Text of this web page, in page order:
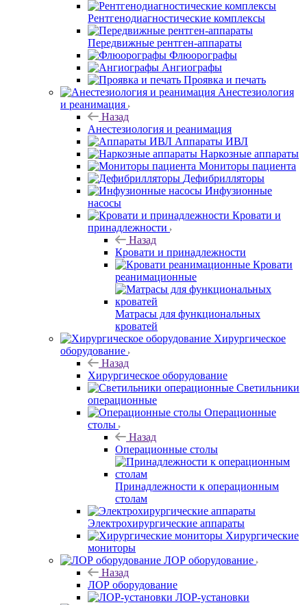
Рентгенодиагностические комплексы
Передвижные рентген-аппараты
Флюорографы
Ангиографы
Проявка и печать
Анестезиология
и реанимация
Назад
Анестезиология и реанимация
Аппараты ИВЛ
Наркозные аппараты
Мониторы пациента
Дефибрилляторы
Инфузионные
насосы
Кровати и
принадлежности
Назад
Кровати и принадлежности
Кровати
реанимационные
Матрасы для функциональных
кроватей
Хирургическое
оборудование
Назад
Хирургическое оборудование
Светильники
операционные
Операционные
столы
Назад
Операционные столы
Принадлежности к операционным
столам
Электрохирургические аппараты
Хирургические
мониторы
ЛОР оборудование
Назад
ЛОР оборудование
ЛОР-установки